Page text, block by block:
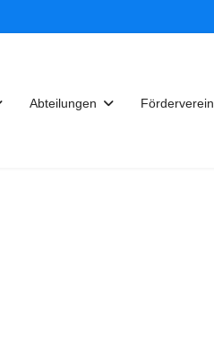
Abteilungen Förderverein